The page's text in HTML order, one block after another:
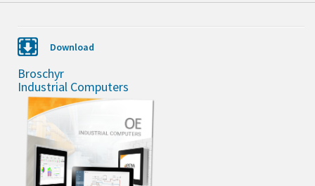
Download
Broschyr
Industrial Computers